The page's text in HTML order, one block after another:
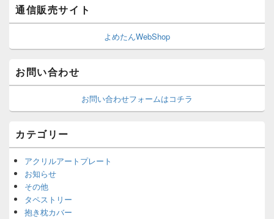
通信販売サイト
よめたんWebShop
お問い合わせ
お問い合わせフォームはコチラ
カテゴリー
アクリルアートプレート
お知らせ
その他
タペストリー
抱き枕カバー